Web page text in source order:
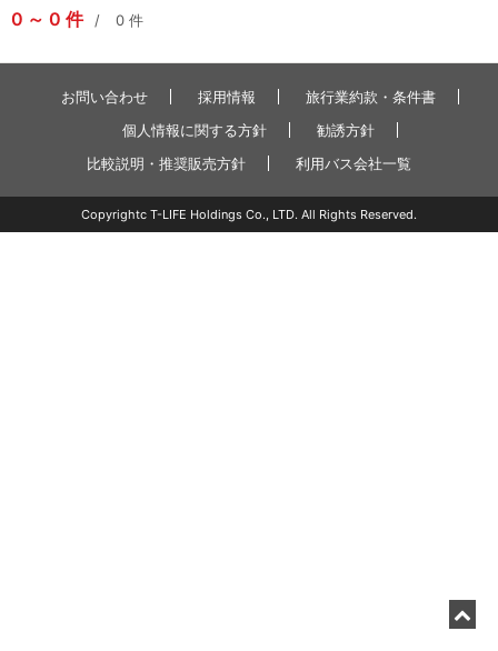
0 0 件 0 件
お問い合わせ 採用情報
旅行業約款・条件書
個人情報に関する方針
勧誘方針
比較説明・推奨販売方針
利用バス会社一覧
Copyrightc T-LIFE Holdings Co., LTD. All Rights Reserved.